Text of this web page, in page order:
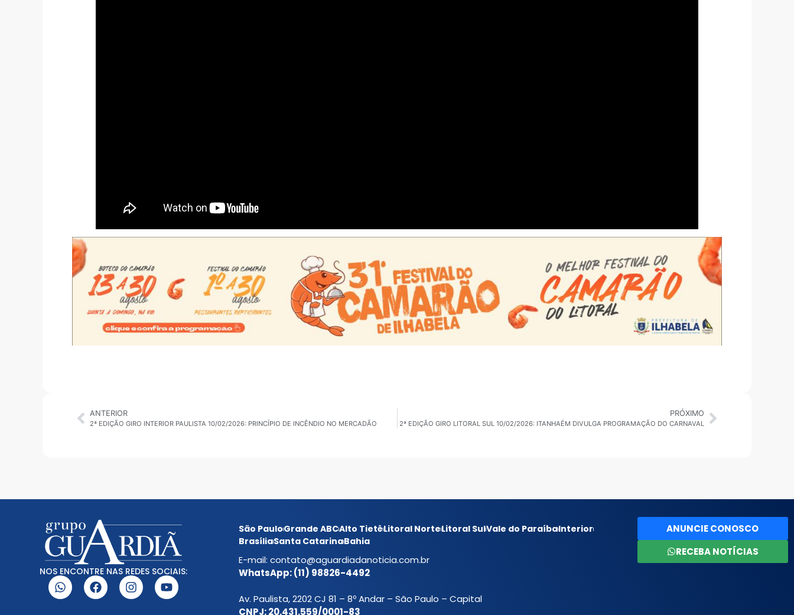
ANTERIOR
2ª EDIÇÃO GIRO INTERIOR PAULISTA 10/02/2026: PRINCÍPIO DE INCÊNDIO NO MERCADÃO
PRÓXIMO
2ª EDIÇÃO GIRO LITORAL SUL 10/02/2026: ITANHAÉM DIVULGA PROGRAMAÇÃO DO CARNAVAL
NOS ENCONTRE NAS REDES SOCIAIS:
São PauloGrande ABCAlto TietêLitoral NorteLitoral SulVale do ParaíbaInterior
BrasíliaSanta CatarinaBahia
E-mail: contato@aguardiadanoticia.com.br
WhatsApp: (11) 98826-4492
Av. Paulista, 2202 CJ 81 – 8º Andar – São Paulo – Capital
CNPJ: 20.431.559/0001-83
ANUNCIE CONOSCO
RECEBA NOTÍCIAS